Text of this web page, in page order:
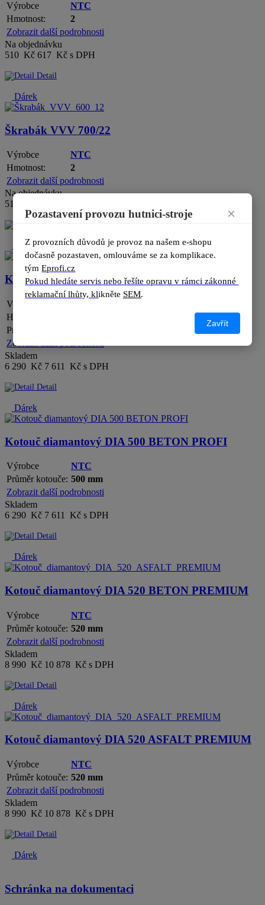
Výrobce
NTC
Hmotnost:
2
Zobrazit další podrobnosti
Na objednávku
510 Kč 617 Kč s DPH
Detail
Dárek
Škrabák VVV 700/22
Výrobce
NTC
Hmotnost:
2
Zobrazit další podrobnosti
Na objednávku
510 Kč
Dárek
Kotouč diamantový DIA 500 ASFALT PROFI
Výrobce
Hmotnost:
Průměr kotouče:
Zobrazit další podrobnosti
Skladem
6 290 Kč 7 611 Kč s DPH
Detail
Dárek
Kotouč diamantový DIA 500 BETON PROFI
Výrobce
NTC
Průměr kotouče: 500 mm
Zobrazit další podrobnosti
Skladem
6 290 Kč 7 611 Kč s DPH
Detail
Dárek
Kotouč diamantový DIA 520 BETON PREMIUM
Výrobce
NTC
Průměr kotouče: 520 mm
Zobrazit další podrobnosti
Skladem
8 990 Kč 10 878 Kč s DPH
Detail
Dárek
Kotouč diamantový DIA 520 ASFALT PREMIUM
Výrobce
NTC
Průměr kotouče: 520 mm
Zobrazit další podrobnosti
Skladem
8 990 Kč 10 878 Kč s DPH
Detail
Dárek
Schránka na dokumentaci
Pozastavení provozu hutnici-stroje ×
Z provozních důvodů je provoz na našem e-shopu
dočasně pozastaven, omlouváme se za komplikace.
tým Eprofi.cz
Pokud hledáte servis nebo řešíte opravu v rámci zákonné
reklamační lhůty, klikněte SEM.
Zavřít